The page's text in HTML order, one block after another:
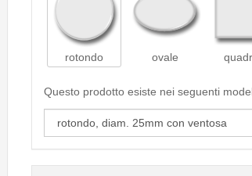
rotondo ovale
Questo prodotto esiste nei seguenti